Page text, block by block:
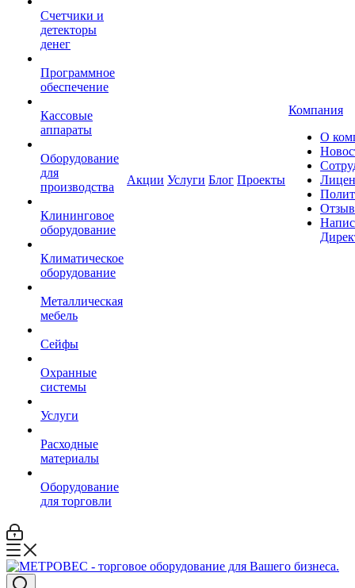
Счетчики и
детекторы
денег
Программное
обеспечение
Кассовые
аппараты
Оборудование
для
производства
Клининговое
оборудование
Климатическое
оборудование
Металлическая
мебель
Сейфы
Охранные
системы
Услуги
Расходные
материалы
Оборудование
для торговли
Акции Услуги Блог Проекты
Компания
О